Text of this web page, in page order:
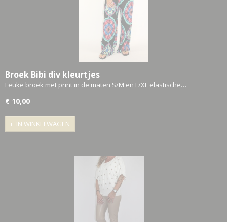
Broek Bibi div kleurtjes
Leuke broek met print in de maten S/M en L/XL elastische…
€ 10,00
IN WINKELWAGEN